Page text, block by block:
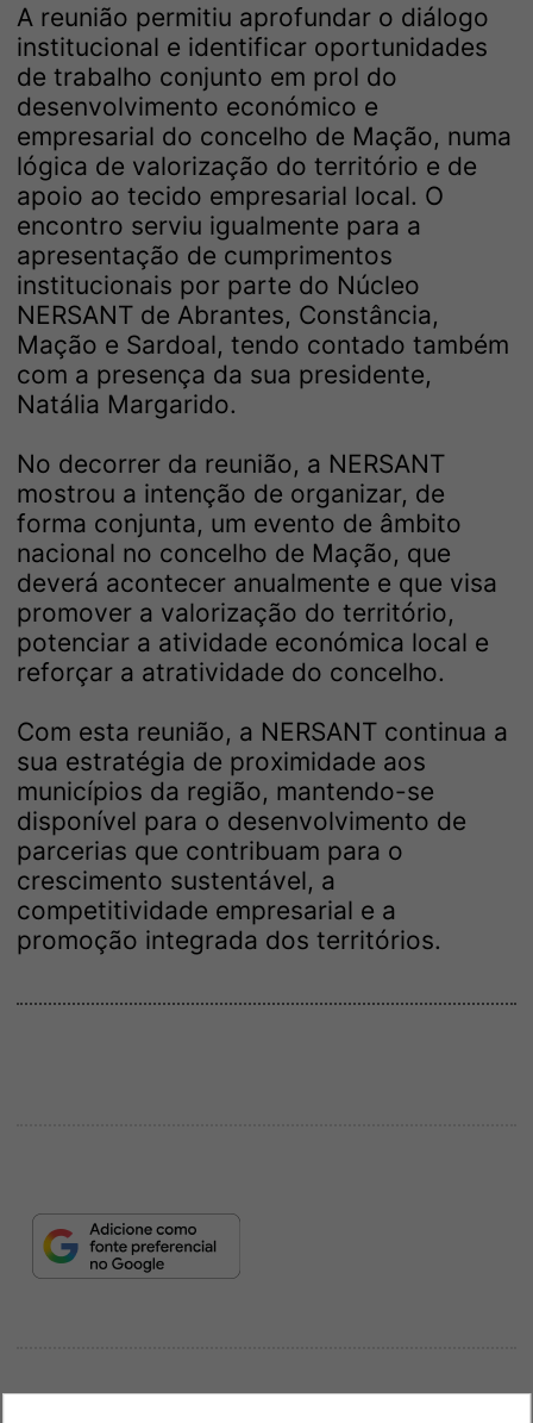
A reunião permitiu aprofundar o diálogo
institucional e identificar oportunidades
de trabalho conjunto em prol do
desenvolvimento económico e
empresarial do concelho de Mação, numa
lógica de valorização do território e de
apoio ao tecido empresarial local. O
encontro serviu igualmente para a
apresentação de cumprimentos
institucionais por parte do Núcleo
NERSANT de Abrantes, Constância,
Mação e Sardoal, tendo contado também
com a presença da sua presidente,
Natália Margarido.
No decorrer da reunião, a NERSANT
mostrou a intenção de organizar, de
forma conjunta, um evento de âmbito
nacional no concelho de Mação, que
deverá acontecer anualmente e que visa
promover a valorização do território,
potenciar a atividade económica local e
reforçar a atratividade do concelho.
Com esta reunião, a NERSANT continua a
sua estratégia de proximidade aos
municípios da região, mantendo-se
disponível para o desenvolvimento de
parcerias que contribuam para o
crescimento sustentável, a
competitividade empresarial e a
promoção integrada dos territórios.